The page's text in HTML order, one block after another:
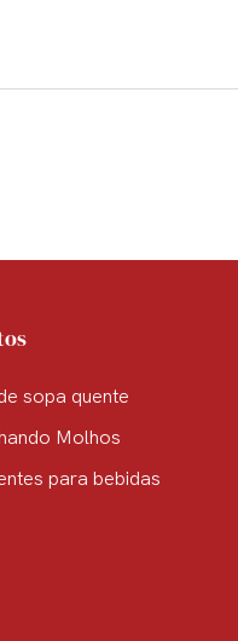
sopa quente
Molhos
para bebidas